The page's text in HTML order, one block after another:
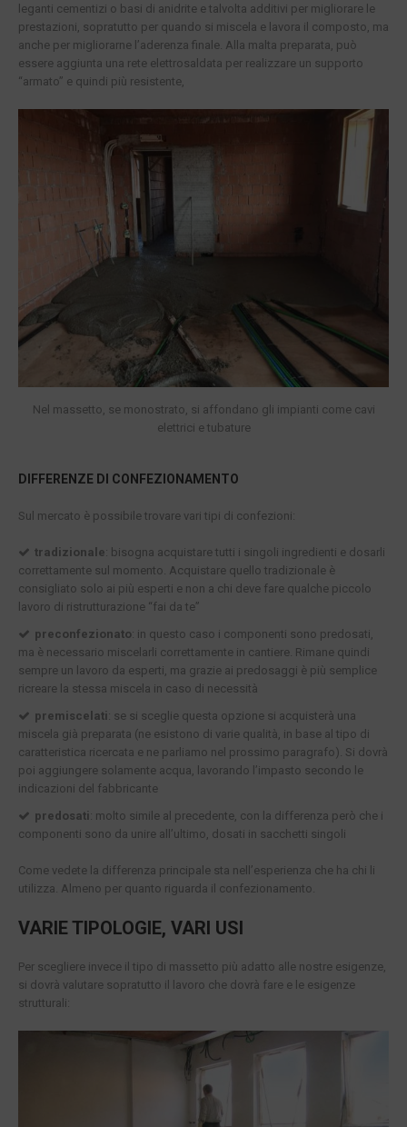
leganti cementizi o basi di anidrite e talvolta additivi per migliorare le
prestazioni, sopratutto per quando si miscela e lavora il composto, ma
anche per migliorarne l’aderenza finale. Alla malta preparata, può
essere aggiunta una rete elettrosaldata per realizzare un supporto
“armato” e quindi più resistente,
Nel massetto, se monostrato, si affondano gli impianti come cavi
elettrici e tubature
DIFFERENZE DI CONFEZIONAMENTO
Sul mercato è possibile trovare vari tipi di confezioni:
tradizionale: bisogna acquistare tutti i singoli ingredienti e dosarli
correttamente sul momento. Acquistare quello tradizionale è
consigliato solo ai più esperti e non a chi deve fare qualche piccolo
lavoro di ristrutturazione “fai da te”
preconfezionato: in questo caso i componenti sono predosati,
ma è necessario miscelarli correttamente in cantiere. Rimane quindi
sempre un lavoro da esperti, ma grazie ai predosaggi è più semplice
ricreare la stessa miscela in caso di necessità
premiscelati: se si sceglie questa opzione si acquisterà una
miscela già preparata (ne esistono di varie qualità, in base al tipo di
caratteristica ricercata e ne parliamo nel prossimo paragrafo). Si dovrà
poi aggiungere solamente acqua, lavorando l’impasto secondo le
indicazioni del fabbricante
predosati: molto simile al precedente, con la differenza però che i
componenti sono da unire all’ultimo, dosati in sacchetti singoli
Come vedete la differenza principale sta nell’esperienza che ha chi li
utilizza. Almeno per quanto riguarda il confezionamento.
VARIE TIPOLOGIE, VARI USI
Per scegliere invece il tipo di massetto più adatto alle nostre esigenze,
si dovrà valutare sopratutto il lavoro che dovrà fare e le esigenze
strutturali: